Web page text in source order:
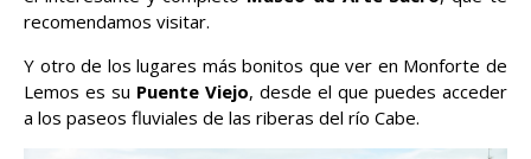
recomendamos visitar.
Y otro de los lugares más bonitos que ver en Monforte de
Lemos es su Puente Viejo, desde el que puedes acceder
a los paseos fluviales de las riberas del río Cabe.